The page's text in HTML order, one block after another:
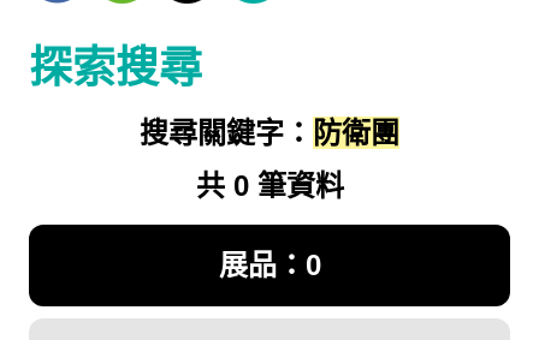
探索搜尋
搜尋關鍵字： 防衛團
共 0 筆資料
展品：0